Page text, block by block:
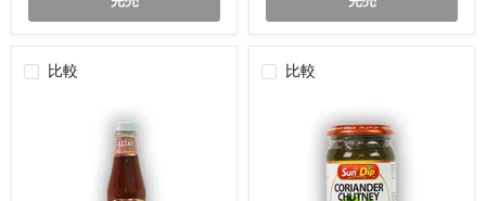
比較 比較